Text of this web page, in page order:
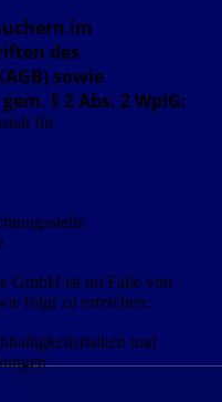
im
des
sowie
§ 2 Abs. 2 WpIG:
für
GmbH ist im Falle von
folgt zu erreichen:
und